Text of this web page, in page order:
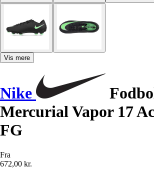
Vis mere
Nike
Mercurial Vapor 17
FG
Fra
672,00 kr.